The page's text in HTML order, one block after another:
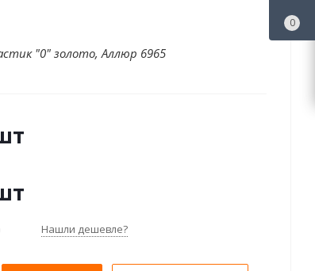
"0" золото, Аллюр 6965
Нашли дешевле?
0